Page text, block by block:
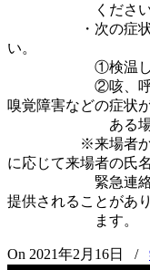
ください
・次の症状に該
い。
①検温し、平熱
②咳、呼吸困難
嗅覚障害などの症状
ある場
※来場者から感
に応じて来場者の氏名
緊急連絡先など
提供されることがあり
ます。
On 2021年2月16日 /